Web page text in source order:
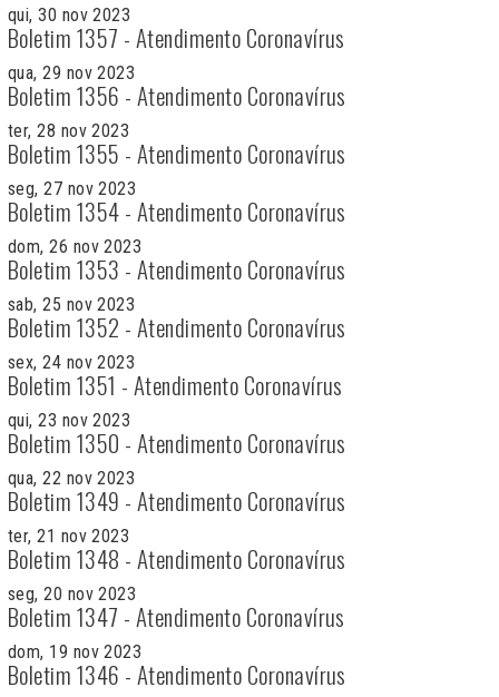
qui, 30 nov 2023
Boletim 1357 - Atendimento Coronavírus
qua, 29 nov 2023
Boletim 1356 - Atendimento Coronavírus
ter, 28 nov 2023
Boletim 1355 - Atendimento Coronavírus
seg, 27 nov 2023
Boletim 1354 - Atendimento Coronavírus
dom, 26 nov 2023
Boletim 1353 - Atendimento Coronavírus
sab, 25 nov 2023
Boletim 1352 - Atendimento Coronavírus
sex, 24 nov 2023
Boletim 1351 - Atendimento Coronavírus
qui, 23 nov 2023
Boletim 1350 - Atendimento Coronavírus
qua, 22 nov 2023
Boletim 1349 - Atendimento Coronavírus
ter, 21 nov 2023
Boletim 1348 - Atendimento Coronavírus
seg, 20 nov 2023
Boletim 1347 - Atendimento Coronavírus
dom, 19 nov 2023
Boletim 1346 - Atendimento Coronavírus